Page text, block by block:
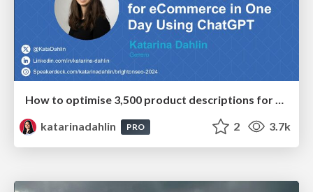
How to optimise 3,500 product descriptions for ecommerce in one day using ChatGPT
katarinadahlin
PRO 2 3.7k